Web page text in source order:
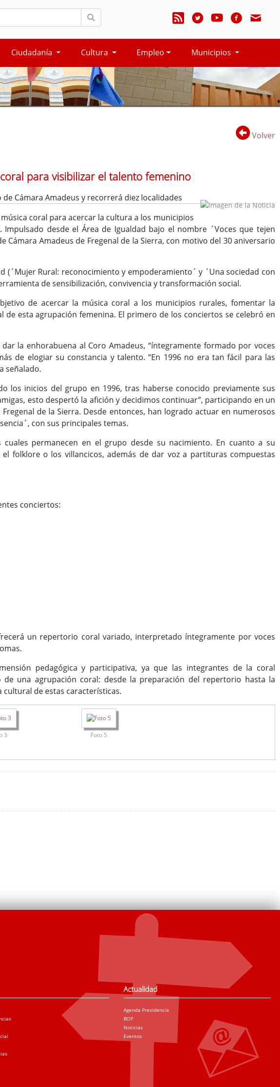
Ciudadanía Cultura Empleo Municipios
Volver
para visibilizar el talento femenino
Cámara Amadeus y recorrerá diez localidades
coral para acercar la cultura a los municipios
desde el Área de Igualdad bajo el nombre ´Voces que tejen
Amadeus de Fregenal de la Sierra, con motivo del 30 aniversario
(´Mujer Rural: reconocimiento y empoderamiento´ y ´Una sociedad con
de sensibilización, convivencia y transformación social.
de acercar la música coral a los municipios rurales, fomentar la
esta agrupación femenina. El primero de los conciertos se celebró en
la enhorabuena al Coro Amadeus, “íntegramente formado por voces
de elogiar su constancia y talento. “En 1996 no era tan fácil para las
señalado.
los inicios del grupo en 1996, tras haberse conocido previamente sus
esto despertó la afición y decidimos continuar”, participando en un
de la Sierra. Desde entonces, han logrado actuar en numerosos
con sus principales temas.
permanecen en el grupo desde su nacimiento. En cuanto a su
folklore o los villancicos, además de dar voz a partituras compuestas
conciertos:
un repertorio coral variado, interpretado íntegramente por voces
pedagógica y participativa, ya que las integrantes de la coral
una agrupación coral: desde la preparación del repertorio hasta la
de estas características.
3 Foto 5
Actualidad
Agenda Presidencia
BOP
Noticias
Eventos